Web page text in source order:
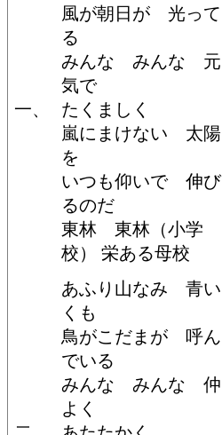
一、
風が朝日が 光って
る
みんな みんな 元
気で
たくましく
嵐にまけない 太陽
を
いつも仰いで 伸び
るのだ
東林 東林（小学
校） 栄ある母校
あふり山なみ 青い
くも
鳥がこだまが 呼ん
でいる
みんな みんな 仲
よく